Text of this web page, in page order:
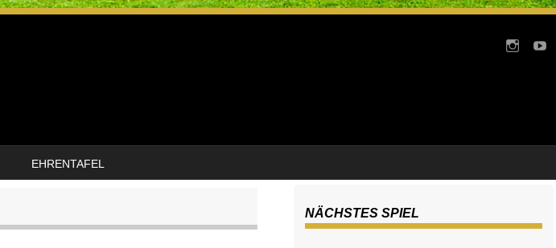
EHRENTAFEL
NÄCHSTES SPIEL